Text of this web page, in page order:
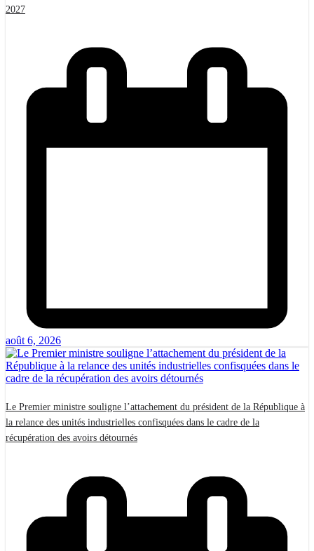
2027
août 6, 2026
Le Premier ministre souligne l’attachement du président de la République à
la relance des unités industrielles confisquées dans le cadre de la
récupération des avoirs détournés